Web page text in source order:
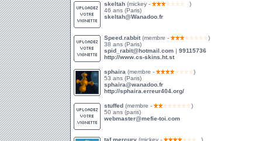
skeltah (mickey -
)
46 ans (Paris)
skeltah@Wanadoo.fr
Speed.rabbit(membre -
)
38 ans (Paris)
spid_rabit@hotmail.com | 99115736
http://www.cs-skins.ht.st
sphaira (membre -
)
53 ans (Paris)
sphaira@wanadoo.fr
http://sphaira.erreur404.org/
stuffed (membre -
)
50 ans (paris)
webmaster@mefie-toi.com
taf.mercury (mickey - )